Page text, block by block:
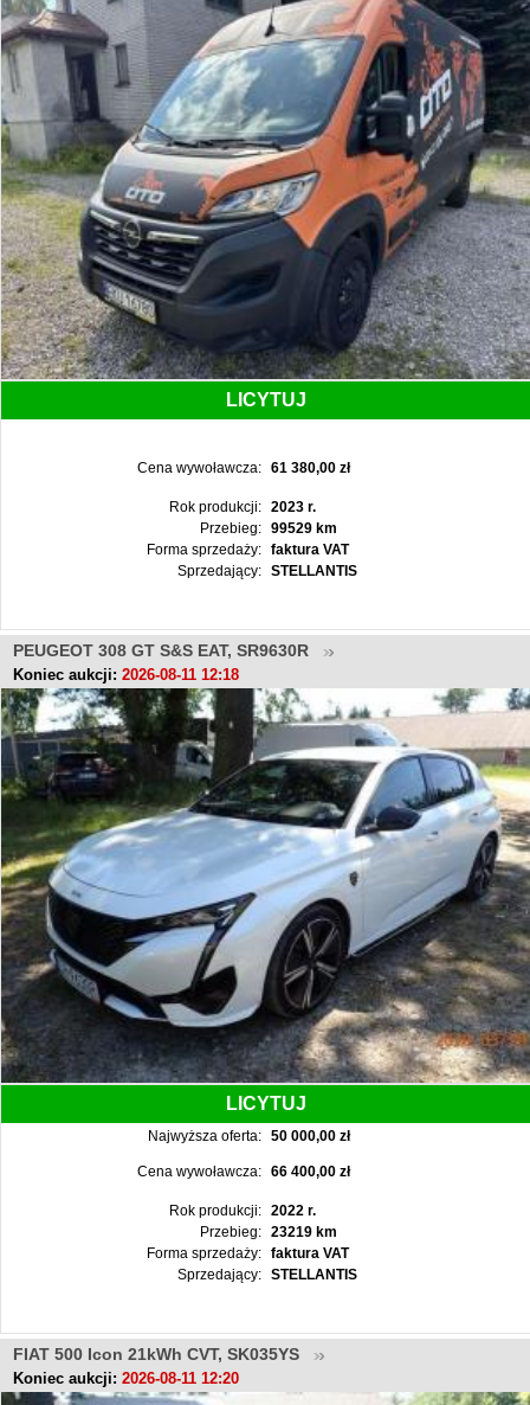
LICYTUJ
Cena wywoławcza: 61 380,00 zł
Rok produkcji:
2023 r.
Przebieg:
99529 km
Forma sprzedaży:
faktura VAT
Sprzedający:
STELLANTIS
PEUGEOT 308 GT S&S EAT, SR9630R
Koniec aukcji: 2026-08-11 12:18
LICYTUJ
Najwyższa oferta: 50 000,00 zł
Cena wywoławcza: 66 400,00 zł
Rok produkcji:
2022 r.
Przebieg:
23219 km
Forma sprzedaży:
faktura VAT
Sprzedający:
STELLANTIS
FIAT 500 Icon 21kWh CVT, SK035YS
Koniec aukcji: 2026-08-11 12:20